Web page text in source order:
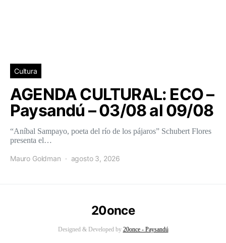
Cultura
AGENDA CULTURAL: ECO –
Paysandú – 03/08 al 09/08
“Aníbal Sampayo, poeta del río de los pájaros” Schubert Flores
presenta el…
Mauro Goldman agosto 3, 2026
20once
Designed & Developed by 20once - Paysandú